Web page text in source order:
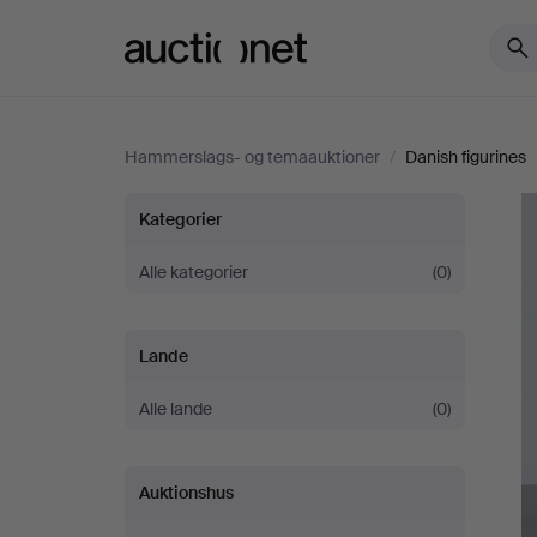
Hammerslags- og temaauktioner / Danish figurines
Danish
figurines
Kategorier
Alle kategorier (0)
Lande
Alle lande (0)
Auktionshus